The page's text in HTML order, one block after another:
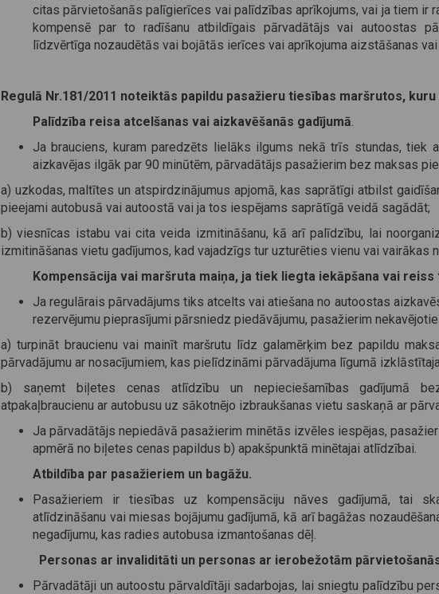
citas pārvietošanās palīgierīces vai palīdzības aprīkojums, vai ja tiem ir
kompensē par to radīšanu atbildīgais pārvadātājs vai autoostas
līdzvērtīga nozaudētās vai bojātās ierīces vai aprīkojuma aizstāšanas
Regulā Nr.181/2011 noteiktās papildu pasažieru tiesības maršrutos,
Palīdzība reisa atcelšanas vai aizkavēšanās gadījumā.
Ja brauciens, kuram paredzēts lielāks ilgums nekā trīs stundas, tiek
aizkavējas ilgāk par 90 minūtēm, pārvadātājs pasažierim bez maksas
a) uzkodas, maltītes un atspirdzinājumus apjomā, kas saprātīgi atbilst
pieejami autobusā vai autoostā vai ja tos iespējams saprātīgā veidā sagādāt;
b) viesnīcas istabu vai cita veida izmitināšanu, kā arī palīdzību, lai
izmitināšanas vietu gadījumos, kad vajadzīgs tur uzturēties vienu vai vairākas
Kompensācija vai maršruta maiņa, ja tiek liegta iekāpšana vai
Ja regulārais pārvadājums tiks atcelts vai atiešana no autoostas
rezervējumu pieprasījumi pārsniedz piedāvājumu, pasažierim
a) turpināt braucienu vai mainīt maršrutu līdz galamērķim bez papildu
pārvadājumu ar nosacījumiem, kas pielīdzināmi pārvadājuma līgumā
b) saņemt biļetes cenas atlīdzību un nepieciešamības gadījumā
atpakaļbraucienu ar autobusu uz sākotnējo izbraukšanas vietu saskaņā ar
Ja pārvadātājs nepiedāvā pasažierim minētās izvēles iespējas,
apmērā no biļetes cenas papildus b) apakšpunktā minētajai atlīdzībai.
Atbildība par pasažieriem un bagāžu.
Pasažieriem ir tiesības uz kompensāciju nāves gadījumā, tai
atlīdzināšanu vai miesas bojājumu gadījumā, kā arī bagāžas
negadījumu, kas radies autobusa izmantošanas dēļ.
Personas ar invaliditāti un personas ar ierobežotām
Pārvadātāji un autoostu pārvaldītāji sadarbojas, lai sniegtu palīdzību